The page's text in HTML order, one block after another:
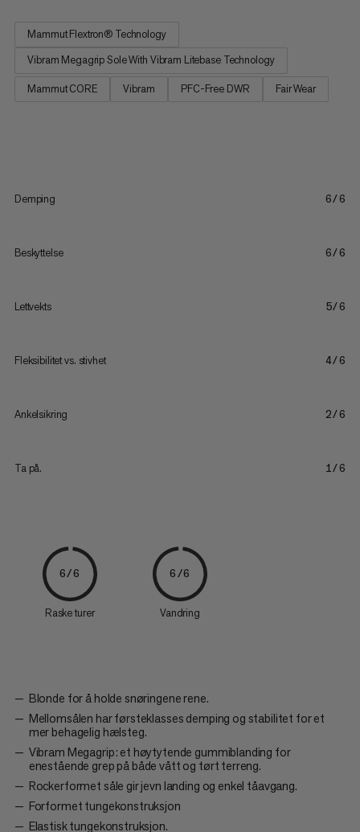
Mammut Flextron® Technology
Vibram Megagrip Sole With Vibram Litebase Technology
Mammut CORE Vibram PFC-Free DWR Fair Wear
Demping 6/6
Beskyttelse 6/6
Lettvekts 5/6
Fleksibilitet vs. stivhet 4/6
Ankelsikring 2/6
Ta på. 1/6
6/6
Raske turer
6/6
Vandring
Blonde for å holde snøringene rene.
Mellomsålen har førsteklasses demping og stabilitet for et
mer behagelig hælsteg.
Vibram Megagrip: et høytytende gummiblanding for
enestående grep på både vått og tørt terreng.
Rockerformet såle gir jevn landing og enkel tåavgang.
Forformet tungekonstruksjon
Elastisk tungekonstruksjon.